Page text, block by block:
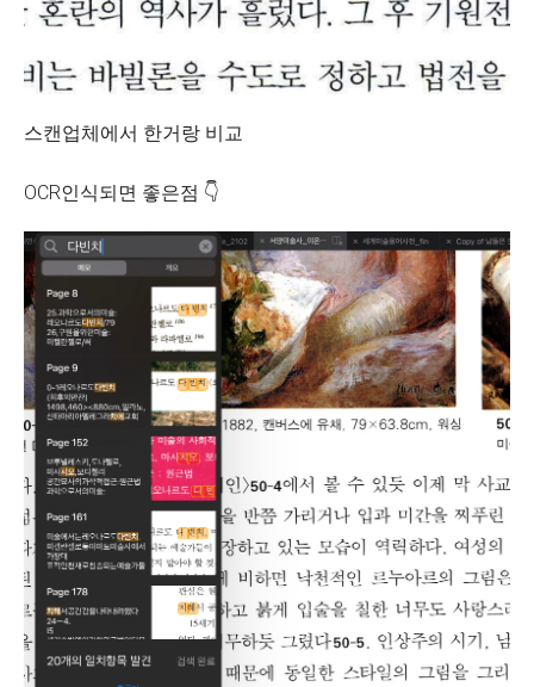
스캔업체에서 한거랑 비교
OCR인식되면 좋은점 👇